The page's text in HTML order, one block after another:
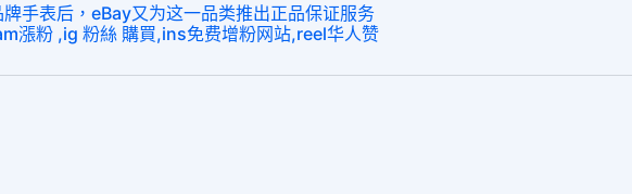
手表后，eBay又为这一品类推出正品保证服务
漲粉 ,ig 粉絲 購買,ins免费增粉网站,reel华人赞